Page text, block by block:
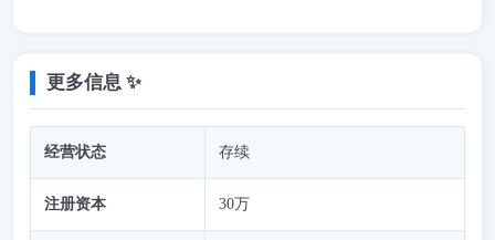
更多信息 ✨
经营状态 存续
注册资本 30万